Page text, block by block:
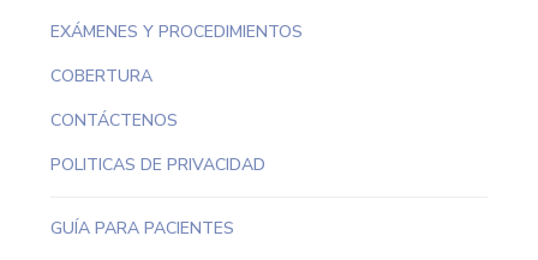
EXÁMENES Y PROCEDIMIENTOS
COBERTURA
CONTÁCTENOS
POLITICAS DE PRIVACIDAD
GUÍA PARA PACIENTES